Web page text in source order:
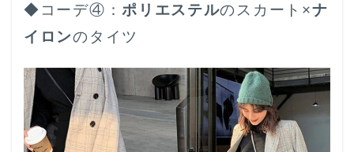
◆コーデ④：ポリエステルのスカート×ナ
イロンのタイツ